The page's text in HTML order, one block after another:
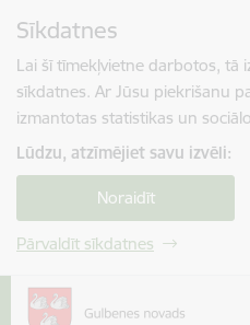
Sīkdatnes
Lai šī tīmekļvietne darbotos, tā
sīkdatnes. Ar Jūsu piekrišanu
izmantotas statistikas un
Lūdzu, atzīmējiet savu izvēli:
Noraidīt
Pārvaldīt sīkdatnes